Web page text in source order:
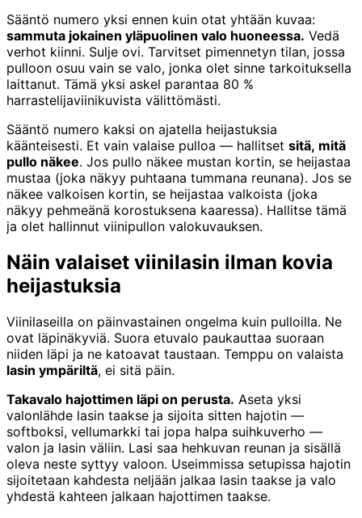
Sääntö numero yksi ennen kuin otat yhtään kuvaa:
sammuta jokainen yläpuolinen valo huoneessa. Vedä
verhot kiinni. Sulje ovi. Tarvitset pimennetyn tilan, jossa
pulloon osuu vain se valo, jonka olet sinne tarkoituksella
laittanut. Tämä yksi askel parantaa 80 %
harrastelijaviinikuvista välittömästi.
Sääntö numero kaksi on ajatella heijastuksia
käänteisesti. Et vain valaise pulloa — hallitset sitä, mitä
pullo näkee. Jos pullo näkee mustan kortin, se heijastaa
mustaa (joka näkyy puhtaana tummana reunana). Jos se
näkee valkoisen kortin, se heijastaa valkoista (joka
näkyy pehmeänä korostuksena kaaressa). Hallitse tämä
ja olet hallinnut viinipullon valokuvauksen.
Näin valaiset viinilasin ilman kovia
heijastuksia
Viinilaseilla on päinvastainen ongelma kuin pulloilla. Ne
ovat läpinäkyviä. Suora etuvalo paukauttaa suoraan
niiden läpi ja ne katoavat taustaan. Temppu on valaista
lasin ympäriltä, ei sitä päin.
Takavalo hajottimen läpi on perusta. Aseta yksi
valonlähde lasin taakse ja sijoita sitten hajotin —
softboksi, vellumarkki tai jopa halpa suihkuverho —
valon ja lasin väliin. Lasi saa hehkuvan reunan ja sisällä
oleva neste syttyy valoon. Useimmissa setupissa hajotin
sijoitetaan kahdesta neljään jalkaa lasin taakse ja valo
yhdestä kahteen jalkaan hajottimen taakse.